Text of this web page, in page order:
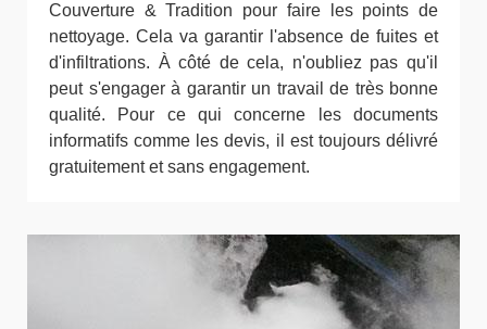
Couverture & Tradition pour faire les points de
nettoyage. Cela va garantir l'absence de fuites et
d'infiltrations. À côté de cela, n'oubliez pas qu'il
peut s'engager à garantir un travail de très bonne
qualité. Pour ce qui concerne les documents
informatifs comme les devis, il est toujours délivré
gratuitement et sans engagement.